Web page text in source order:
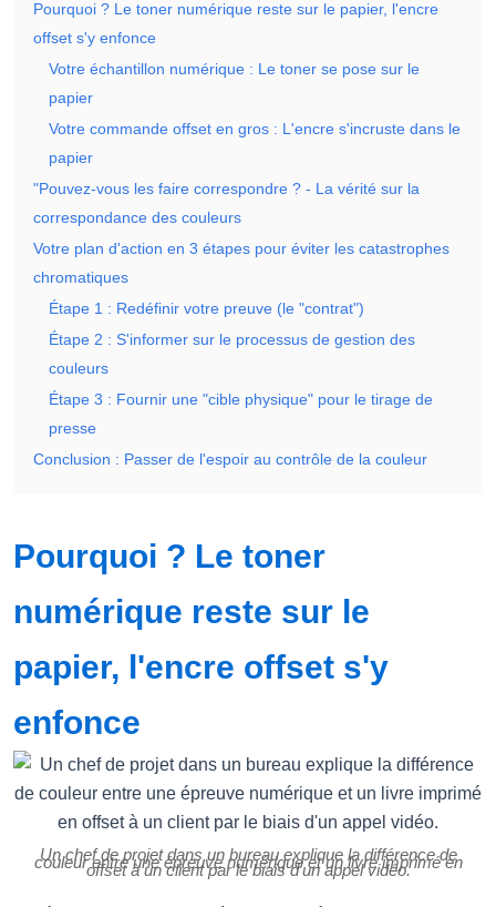
Pourquoi ? Le toner numérique reste sur le papier, l'encre
offset s'y enfonce
Votre échantillon numérique : Le toner se pose sur le
papier
Votre commande offset en gros : L'encre s'incruste dans le
papier
"Pouvez-vous les faire correspondre ? - La vérité sur la
correspondance des couleurs
Votre plan d'action en 3 étapes pour éviter les catastrophes
chromatiques
Étape 1 : Redéfinir votre preuve (le "contrat")
Étape 2 : S'informer sur le processus de gestion des
couleurs
Étape 3 : Fournir une "cible physique" pour le tirage de
presse
Conclusion : Passer de l'espoir au contrôle de la couleur
Pourquoi ? Le toner
numérique reste sur le
papier, l'encre offset s'y
enfonce
Un chef de projet dans un bureau explique la différence de
couleur entre une épreuve numérique et un livre imprimé en
offset à un client par le biais d'un appel vidéo.